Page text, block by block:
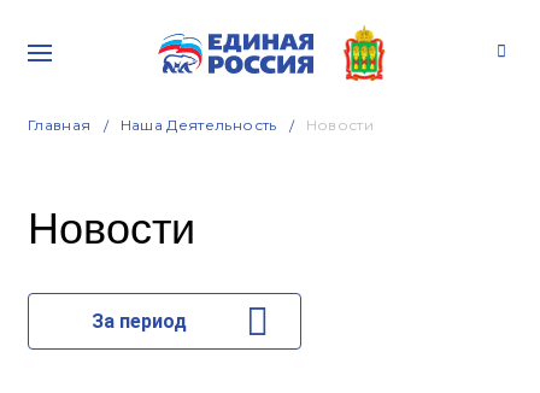
Главная Наша Деятельность Новости
Новости
За период